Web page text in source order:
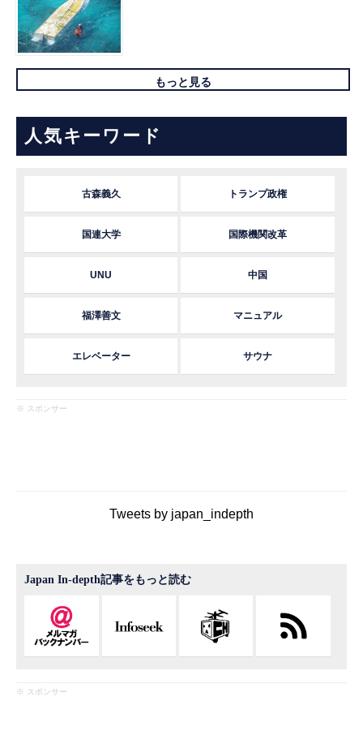
もっと見る
人気キーワード
古森義久 トランプ政権
国連大学 国際機関改革
UNU 中国
福澤善文 マニュアル
エレベーター サウナ
※ スポンサー
Tweets by japan_indepth
Japan In-depth記事をもっと読む
※ スポンサー